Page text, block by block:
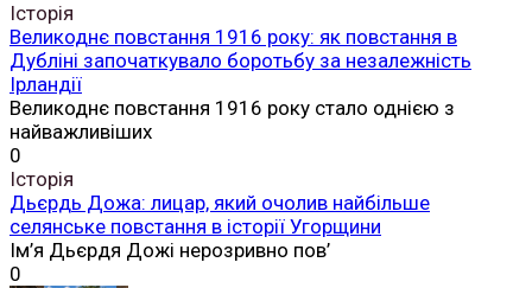
Історія
Великоднє повстання 1916 року: як повстання в
Дубліні започаткувало боротьбу за незалежність
Ірландії
Великоднє повстання 1916 року стало однією з
найважливіших
0
Історія
Дьєрдь Дожа: лицар, який очолив найбільше
селянське повстання в історії Угорщини
Ім’я Дьєрдя Дожі нерозривно пов’
0